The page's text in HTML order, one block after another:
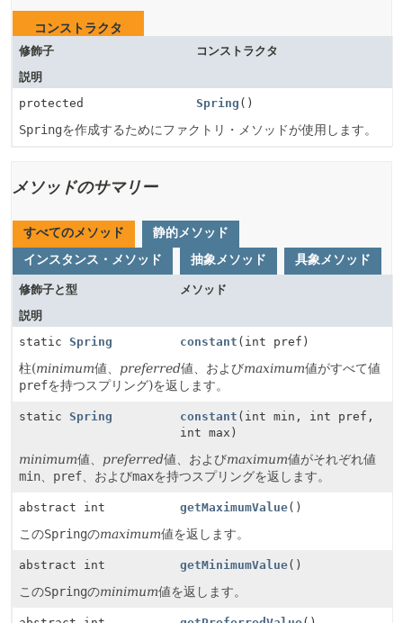
コンストラクタ
修飾子
コンストラクタ
説明
protected
Spring ()
Springを作成するためにファクトリ・メソッドが使用します。
メソッドのサマリー
すべてのメソッド
静的メソッド
インスタンス・メソッド
抽象メソッド 具象メソッド
修飾子と型
メソッド
説明
static Spring constant (int pref)
柱(minimum値、 preferred値、およびmaximum値がすべて値
prefを持つスプリング)を返します。
static Spring constant (int min, int pref,
int max)
minimum値、 preferred値、およびmaximum値がそれぞれ値
min
pref 、およびmaxを持つスプリングを返します。
abstract int getMaximumValue()
このSpringのmaximum値を返します。
abstract int getMinimumValue()
このSpringのminimum値を返します。